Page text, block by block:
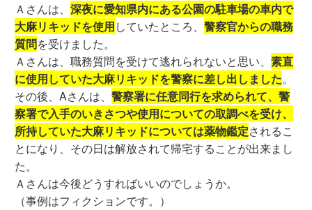
Ａさんは、深夜に愛知県内にある公園の駐車場の車内で
大麻リキッドを使用していたところ、警察官からの職務
質問を受けました。
Ａさんは、職務質問を受けて逃れられないと思い、素直
に使用していた大麻リキッドを警察に差し出しました。
その後、Aさんは、警察署に任意同行を求められて、警
察署で入手のいきさつや使用についての取調べを受け、
所持していた大麻リキッドについては薬物鑑定されるこ
とになり、その日は解放されて帰宅することが出来まし
た。
Ａさんは今後どうすればいいのでしょうか。
（事例はフィクションです。）